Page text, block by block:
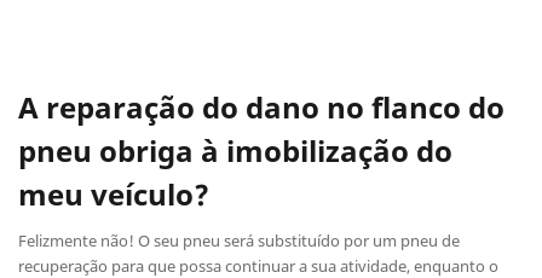
A reparação do dano no flanco do
pneu obriga à imobilização do
meu veículo?
Felizmente não! O seu pneu será substituído por um pneu de
recuperação para que possa continuar a sua atividade, enquanto o